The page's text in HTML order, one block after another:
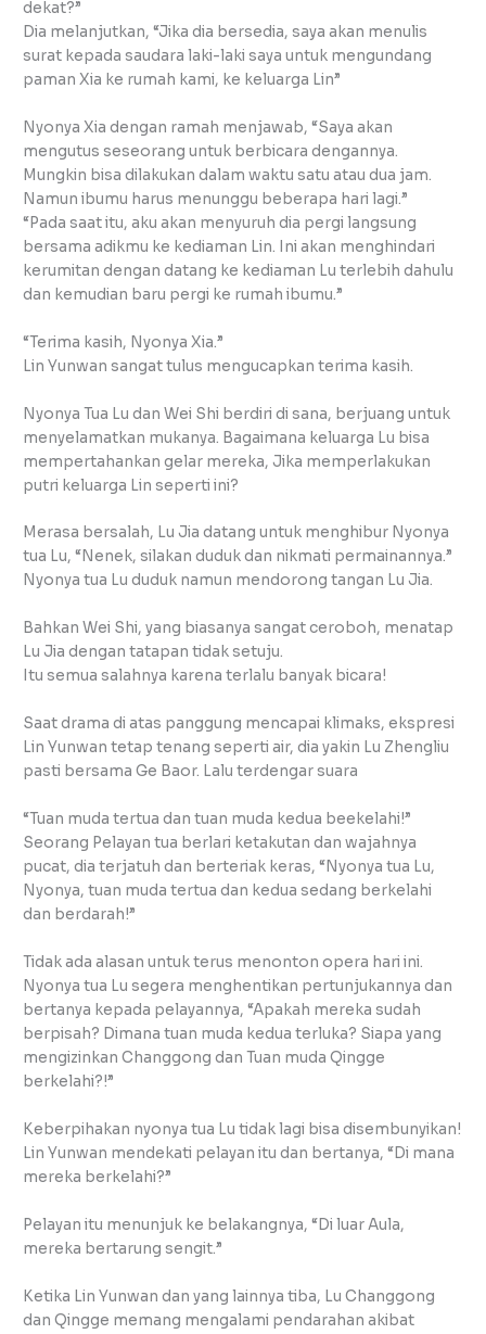
dekat?”
Dia melanjutkan, “Jika dia bersedia, saya akan menulis
surat kepada saudara laki-laki saya untuk mengundang
paman Xia ke rumah kami, ke keluarga Lin”
Nyonya Xia dengan ramah menjawab, “Saya akan
mengutus seseorang untuk berbicara dengannya.
Mungkin bisa dilakukan dalam waktu satu atau dua jam.
Namun ibumu harus menunggu beberapa hari lagi.”
“Pada saat itu, aku akan menyuruh dia pergi langsung
bersama adikmu ke kediaman Lin. Ini akan menghindari
kerumitan dengan datang ke kediaman Lu terlebih dahulu
dan kemudian baru pergi ke rumah ibumu.”
“Terima kasih, Nyonya Xia.”
Lin Yunwan sangat tulus mengucapkan terima kasih.
Nyonya Tua Lu dan Wei Shi berdiri di sana, berjuang untuk
menyelamatkan mukanya. Bagaimana keluarga Lu bisa
mempertahankan gelar mereka, Jika memperlakukan
putri keluarga Lin seperti ini?
Merasa bersalah, Lu Jia datang untuk menghibur Nyonya
tua Lu, “Nenek, silakan duduk dan nikmati permainannya.”
Nyonya tua Lu duduk namun mendorong tangan Lu Jia.
Bahkan Wei Shi, yang biasanya sangat ceroboh, menatap
Lu Jia dengan tatapan tidak setuju.
Itu semua salahnya karena terlalu banyak bicara!
Saat drama di atas panggung mencapai klimaks, ekspresi
Lin Yunwan tetap tenang seperti air, dia yakin Lu Zhengliu
pasti bersama Ge Baor. Lalu terdengar suara
“Tuan muda tertua dan tuan muda kedua beekelahi!”
Seorang Pelayan tua berlari ketakutan dan wajahnya
pucat, dia terjatuh dan berteriak keras, “Nyonya tua Lu,
Nyonya, tuan muda tertua dan kedua sedang berkelahi
dan berdarah!”
Tidak ada alasan untuk terus menonton opera hari ini.
Nyonya tua Lu segera menghentikan pertunjukannya dan
bertanya kepada pelayannya, “Apakah mereka sudah
berpisah? Dimana tuan muda kedua terluka? Siapa yang
mengizinkan Changgong dan Tuan muda Qingge
berkelahi?!”
Keberpihakan nyonya tua Lu tidak lagi bisa disembunyikan!
Lin Yunwan mendekati pelayan itu dan bertanya, “Di mana
mereka berkelahi?”
Pelayan itu menunjuk ke belakangnya, “Di luar Aula,
mereka bertarung sengit.”
Ketika Lin Yunwan dan yang lainnya tiba, Lu Changgong
dan Qingge memang mengalami pendarahan akibat